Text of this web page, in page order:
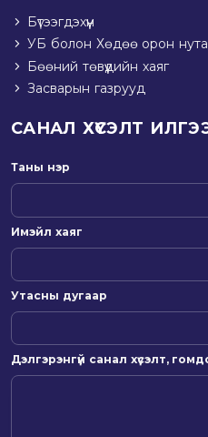
Бүтээгдэхүүн
УБ болон Хөдөө орон
Бөөний төвүүдийн хаяг
Засварын газрууд
САНАЛ ХҮСЭЛТ
Таны нэр
Имэйл хаяг
Утасны дугаар
Дэлгэрэнгүй санал хүсэлт,